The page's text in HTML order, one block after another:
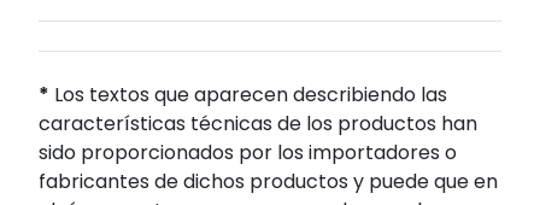
* Los textos que aparecen describiendo las
características técnicas de los productos han
sido proporcionados por los importadores o
fabricantes de dichos productos y puede que en